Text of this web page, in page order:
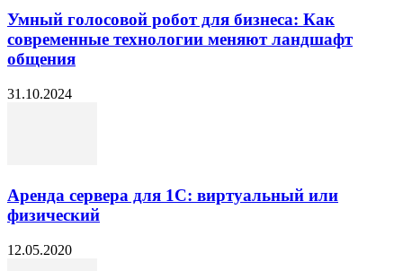
Умный голосовой робот для бизнеса: Как
современные технологии меняют ландшафт
общения
31.10.2024
Аренда сервера для 1С: виртуальный или
физический
12.05.2020